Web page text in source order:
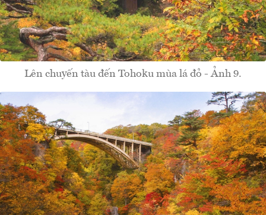
Lên chuyến tàu đến Tohoku mùa lá đỏ - Ảnh 9.